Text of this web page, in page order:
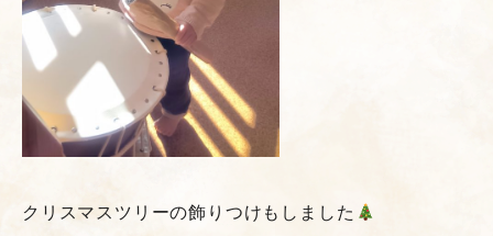
クリスマスツリーの飾りつけもしました